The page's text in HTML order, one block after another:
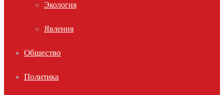
Экология
Явления
Общество
Политика